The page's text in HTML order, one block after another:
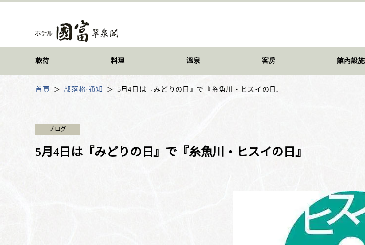
款待 料理 溫泉 客房 館內設施
首頁 部落格·通知 5月4日は『みどりの日』で『糸魚川・ヒスイの日』
ブログ
5月4日は『みどりの日』で『糸魚川・ヒスイの日』